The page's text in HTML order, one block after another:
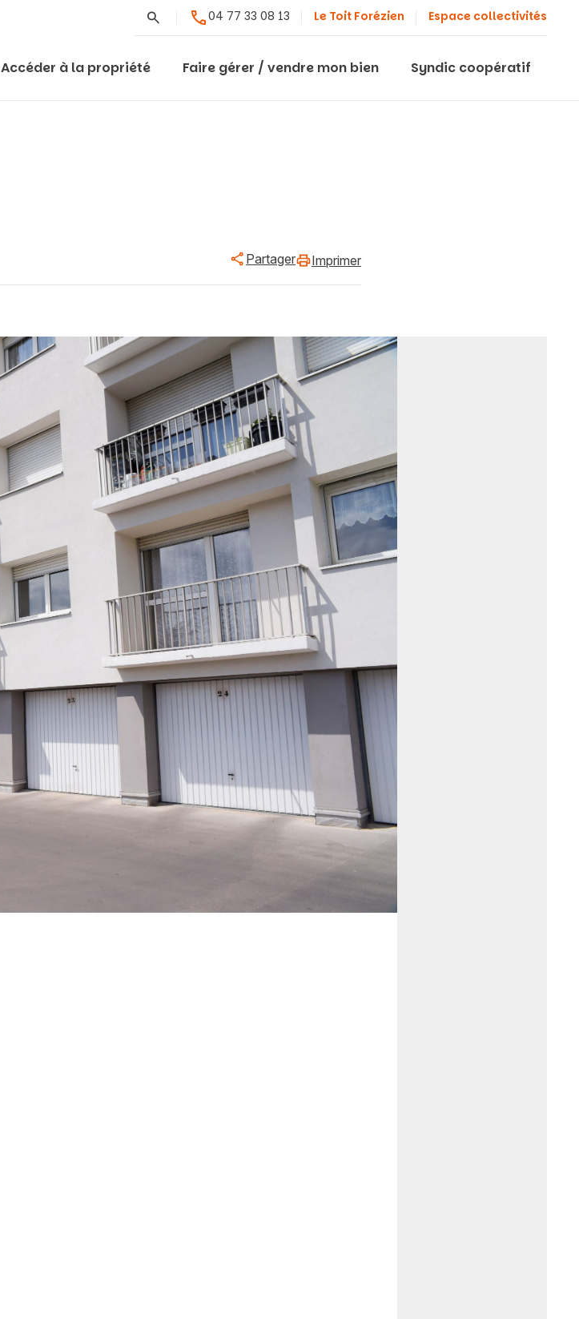
Rechercher04 77 33 08 13 Le Toit Forézien Espace collectivités
Accéder à la propriété Faire gérer / vendre mon bien Syndic coopératif
Partager Imprimer